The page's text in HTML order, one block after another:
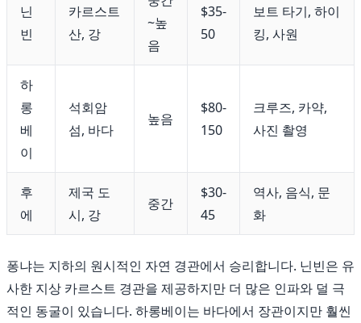
닌
빈
카르스트
산, 강
~높
음
$35-
50
보트 타기, 하이
킹, 사원
하
롱
베
이
석회암
섬, 바다
높음
$80-
150
크루즈, 카약,
사진 촬영
후
에
제국 도
시, 강
중간
$30-
45
역사, 음식, 문
화
퐁냐는 지하의 원시적인 자연 경관에서 승리합니다. 닌빈은 유
사한 지상 카르스트 경관을 제공하지만 더 많은 인파와 덜 극
적인 동굴이 있습니다. 하롱베이는 바다에서 장관이지만 훨씬